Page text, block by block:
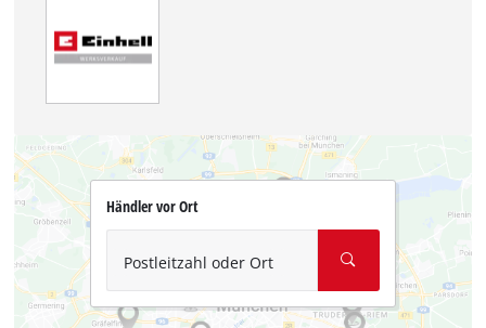
Händler vor Ort
Postleitzahl oder Ort